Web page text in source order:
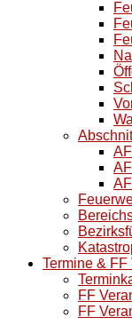
Termine & FF
FF
FF